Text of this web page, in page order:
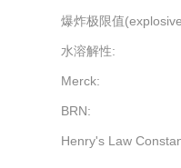
爆炸极限值
水溶解性:
Merck:
BRN:
Henry's Law